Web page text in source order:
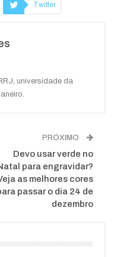
Twitter
universidade da
PRÓXIMO
Devo usar verde no
para engravidar?
as melhores cores
passar o dia 24 de
dezembro